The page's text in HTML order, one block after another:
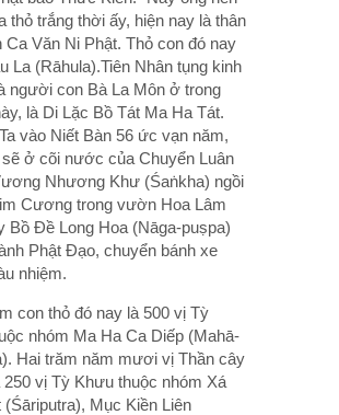
thỏ trắng thời ấy, hiện nay là thân
Ca Văn Ni Phật. Thỏ con đó nay
La (Rāhula).Tiên Nhân tụng kinh
người con Bà La Môn ở trong
là Di Lặc Bồ Tát Ma Ha Tát.
vào Niết Bàn 56 ức vạn năm,
ở cõi nước của Chuyển Luân
Nhương Khư (Śaṅkha) ngồi
Cương trong vườn Hoa Lâm
Bồ Đề Long Hoa (Nāga-puṣpa)
Phật Đạo, chuyển bánh xe
nhiệm.
con thỏ đó nay là 500 vị Tỳ
nhóm Ma Ha Ca Diếp (Mahā-
Hai trăm năm mươi vị Thần cây
250 vị Tỳ Khưu thuộc nhóm Xá
(Śāriputra), Mục Kiền Liên